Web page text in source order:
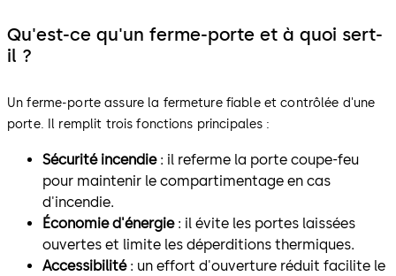
Qu'est-ce qu'un ferme-porte et à quoi sert-
il ?
Un ferme-porte assure la fermeture fiable et contrôlée d'une
porte. Il remplit trois fonctions principales :
Sécurité incendie: il referme la porte coupe-feu
pour maintenir le compartimentage en cas
d'incendie.
Économie d'énergie: il évite les portes laissées
ouvertes et limite les déperditions thermiques.
Accessibilité: un effort d'ouverture réduit facilite le